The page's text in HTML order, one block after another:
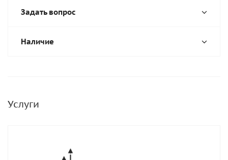
Задать вопрос
Наличие
Услуги